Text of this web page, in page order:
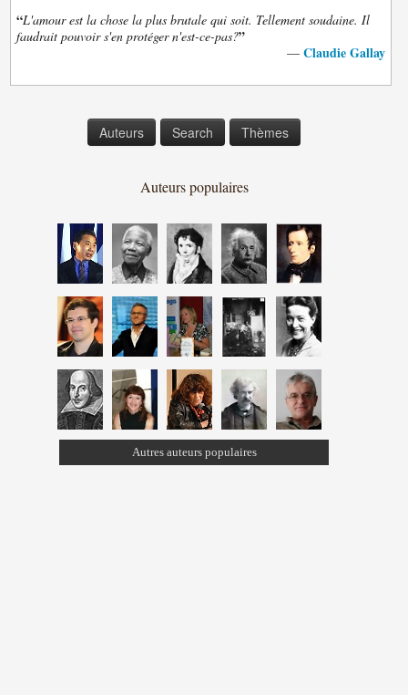
“L'amour est la chose la plus brutale qui soit. Tellement soudaine. Il
faudrait pouvoir s'en protéger n'est-ce-pas?”
— Claudie Gallay
Auteurs Search Thèmes
Auteurs populaires
Autres auteurs populaires